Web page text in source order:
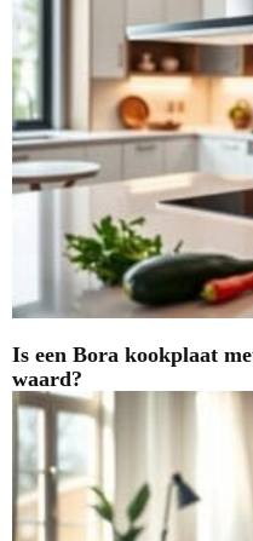
Is een Bora kookplaat
waard?